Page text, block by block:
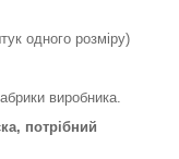
одного розміру)
виробника.
потрібний